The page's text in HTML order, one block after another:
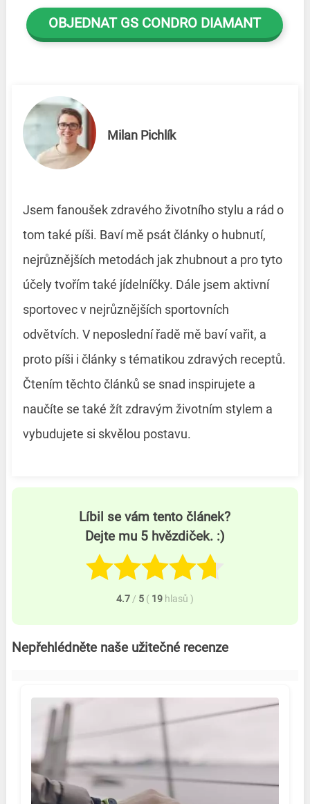
OBJEDNAT GS CONDRO DIAMANT
Milan Pichlík
Jsem fanoušek zdravého životního stylu a rád o
tom také píši. Baví mě psát články o hubnutí,
nejrůznějších metodách jak zhubnout a pro tyto
účely tvořím také jídelníčky. Dále jsem aktivní
sportovec v nejrůznějších sportovních
odvětvích. V neposlední řadě mě baví vařit, a
proto píši i články s tématikou zdravých receptů.
Čtením těchto článků se snad inspirujete a
naučíte se také žít zdravým životním stylem a
vybudujete si skvělou postavu.
Líbil se vám tento článek?
Dejte mu 5 hvězdiček. :)
4.7 / 5 ( 19 hlasů )
Nepřehlédněte naše užitečné recenze